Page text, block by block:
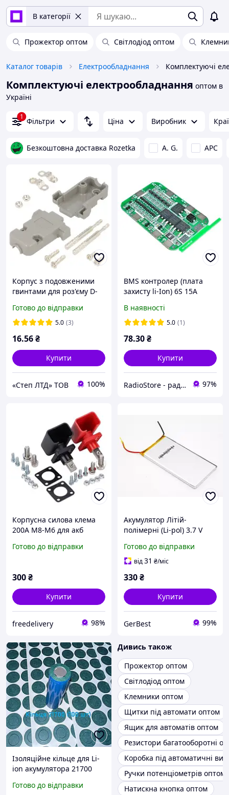
В категорії
Прожектор оптом Світлодіод оптом
Каталог товарів Електрообладнання
Комплектуючі електрообладнання оптом в
Україні
1 Фільтри Ціна Виробник
Безкоштовна доставка Rozetka A. G. APC
Корпус з подовженими
гвинтами для роз'єму D-
9C)
Готово до відправки
5.0 (3)
16.56₴
Купити
«Степ ЛТД» ТОВ 100%
BMS контролер (плата
захисту li-Ion) 6S 15A
В наявності
5.0 (1)
78.30₴
Купити
RadioStore - радіоаматорські та електротехнічні товари 97%
Корпусна силова клема
200А М8-М6 для акб
Готово до відправки
300₴
Купити
freedelivery 98%
Акумулятор Літій-
полімерні (Li-pol) 3.7 V
Готово до відправки
від31 ₴/міс
330₴
Купити
GerBest 99%
Ізоляційне кільце для Li-
ion акумулятора 21700
Готово до відправки
Дивись також
Прожектор оптом
Світлодіод оптом
Клемники оптом
Щитки під автомати оптом
Ящик для автоматів оптом
Резистори багатооборотні
Коробка під автоматичні
Ручки потенціометрів оптом
Натискна кнопка оптом